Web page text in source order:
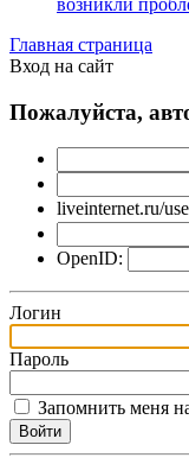
возникли
Главная страница
Вход на сайт
Пожалуйста,
liveinternet.ru/
OpenID:
Логин
Пароль
Запомнить меня